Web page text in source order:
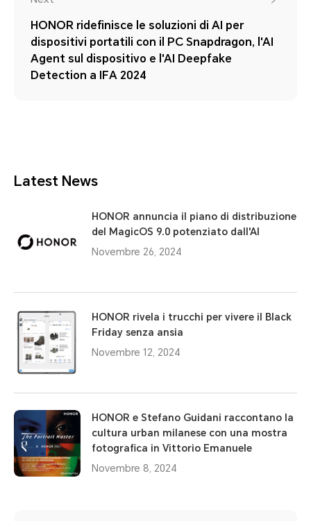
HONOR ridefinisce le soluzioni di AI per
dispositivi portatili con il PC Snapdragon, l'AI
Agent sul dispositivo e l'AI Deepfake
Detection a IFA 2024
Latest News
HONOR annuncia il piano di distribuzione
del MagicOS 9.0 potenziato dall'AI
Novembre 26, 2024
HONOR rivela i trucchi per vivere il Black
Friday senza ansia
Novembre 12, 2024
HONOR e Stefano Guidani raccontano la
cultura urban milanese con una mostra
fotografica in Vittorio Emanuele
Novembre 8, 2024